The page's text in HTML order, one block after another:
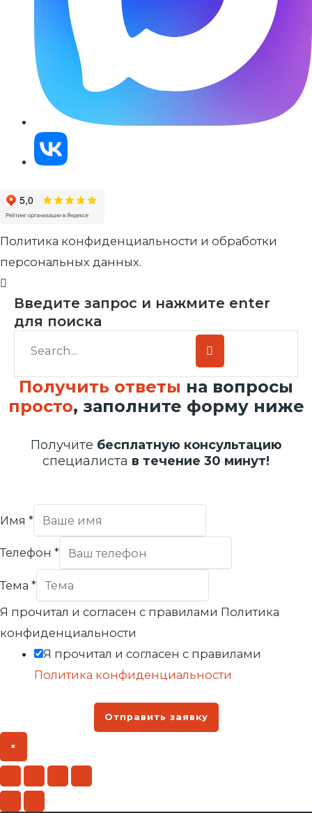
Политика конфиденциальности и обработки
персональных данных.
Введите запрос и нажмите enter
для поиска
Получить ответы на вопросы
просто, заполните форму ниже
Получите бесплатную консультацию
специалиста в течение 30 минут!
Имя *
Телефон *
Тема *
Я прочитал и согласен с правилами Политика
конфиденциальности
Я прочитал и согласен с правилами
Политика конфиденциальности
Отправить заявку
×